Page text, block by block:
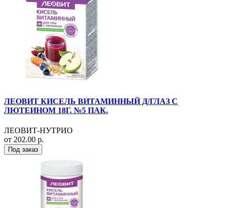
ЛЕОВИТ КИСЕЛЬ ВИТАМИННЫЙ Д/ГЛАЗ С
ЛЮТЕИНОМ 18Г. №5 ПАК.
ЛЕОВИТ-НУТРИО
от 202.00 р.
Под заказ